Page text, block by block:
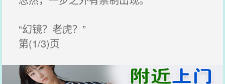
“幻镜？老虎？”
第(1/3)页